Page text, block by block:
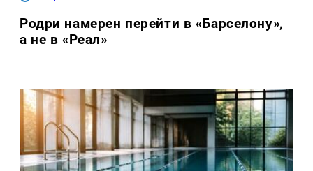
Родри намерен перейти в «Барселону»,
а не в «Реал»